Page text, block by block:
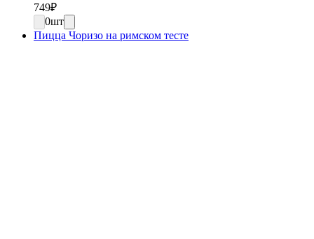
749₽
0шт
Пицца Чоризо на римском тесте